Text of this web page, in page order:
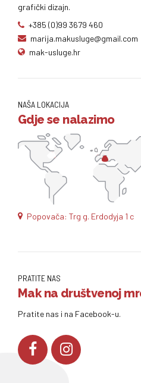
grafički dizajn.
+385 (0)99 3679 460
marija.makusluge@gmail.com
mak-usluge.hr
NAŠA LOKACIJA
Gdje se nalazimo
Popovača: Trg g. Erdodyja 1 c
PRATITE NAS
Mak na društvenoj
Pratite nas i na Facebook-u.